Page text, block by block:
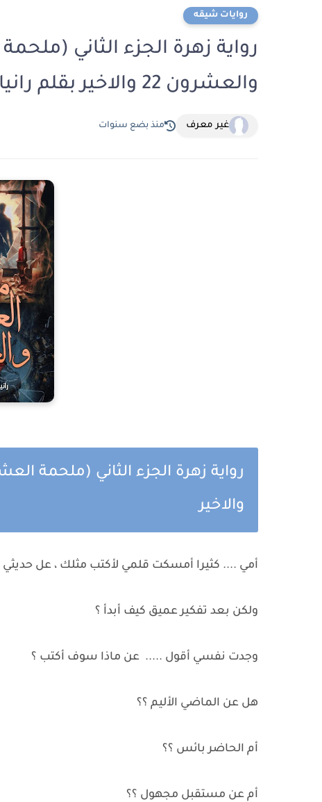
روايات شيقه
رواية زهرة الجزء الثاني
والعشرون 22 والاخير بقلم رانيا عثمان البستاني
غير معرف منذ بضع سنوات
رواية زهرة الجزء الثاني (ملحمة
والاخير
أمي .... كثيرا أمسكت قلمي لأكتب مثلك ، عل
ولكن بعد تفكير عميق كيف أبدأ ؟
وجدت نفسي أقول ..... عن ماذا سوف أكتب ؟
هل عن الماضي الأليم ؟؟
أم الحاضر بائس ؟؟
أم عن مستقبل مجهول ؟؟